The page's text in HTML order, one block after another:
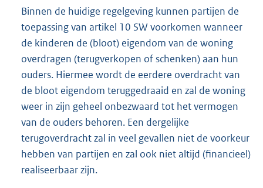
Binnen de huidige regelgeving kunnen partijen de
toepassing van artikel 10 SW voorkomen wanneer
de kinderen de (bloot) eigendom van de woning
overdragen (terugverkopen of schenken) aan hun
ouders. Hiermee wordt de eerdere overdracht van
de bloot eigendom teruggedraaid en zal de woning
weer in zijn geheel onbezwaard tot het vermogen
van de ouders behoren. Een dergelijke
terugoverdracht zal in veel gevallen niet de voorkeur
hebben van partijen en zal ook niet altijd (financieel)
realiseerbaar zijn.